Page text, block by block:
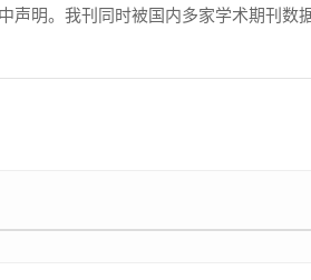
声明。我刊同时被国内多家学术期刊数